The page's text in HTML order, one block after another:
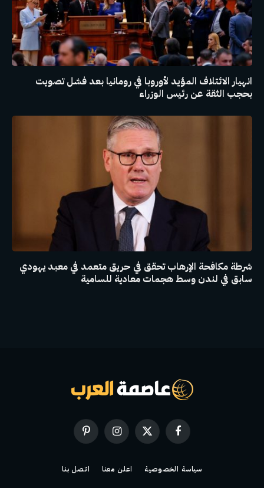
انهيار الائتلاف المؤيد لأوروبا في رومانيا بعد فشل تصويت
بحجب الثقة عن رئيس الوزراء
شرطة مكافحة الإرهاب تحقق في حريق متعمد في معبد يهودي
سابق في لندن وسط هجمات معادية للسامية
فيسبوك
X
(Twitter)
الانستغرامبينتيريست
سياسة الخصوصية اعلن معنا اتصل بنا